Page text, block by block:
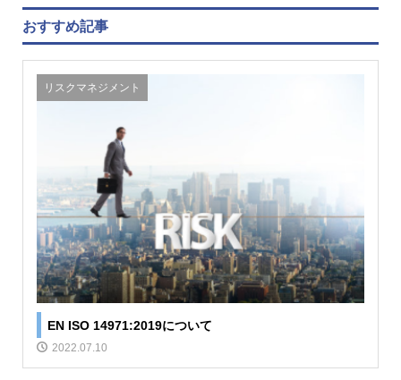
おすすめ記事
リスクマネジメント
EN ISO 14971:2019について
2022.07.10